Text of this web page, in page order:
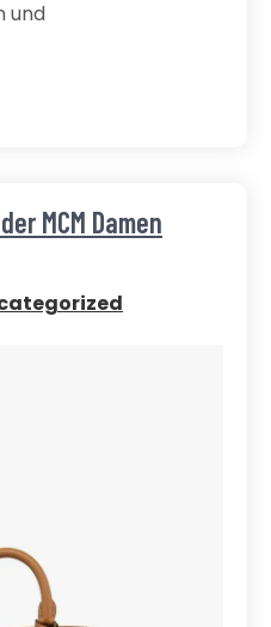
und
MCM Damen